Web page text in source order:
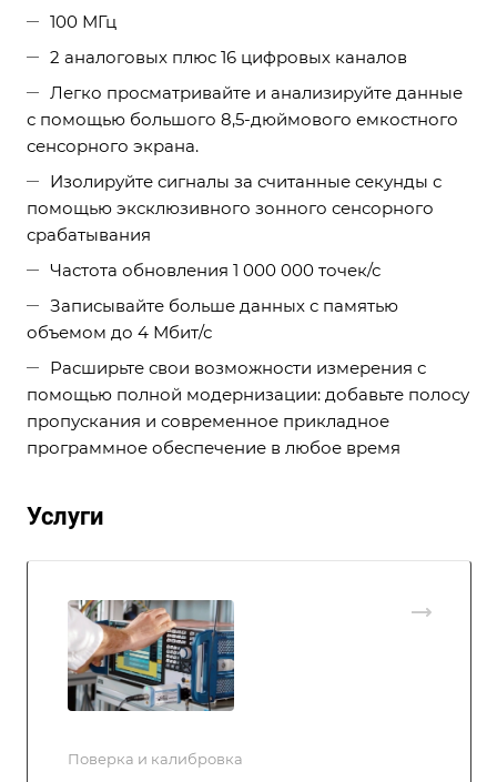
100 МГц
2 аналоговых плюс 16 цифровых каналов
Легко просматривайте и анализируйте данные
с помощью большого 8,5-дюймового емкостного
сенсорного экрана.
Изолируйте сигналы за считанные секунды с
помощью эксклюзивного зонного сенсорного
срабатывания
Частота обновления 1 000 000 точек/с
Записывайте больше данных с памятью
объемом до 4 Мбит/с
Расширьте свои возможности измерения с
помощью полной модернизации: добавьте полосу
пропускания и современное прикладное
программное обеспечение в любое время
Услуги
Поверка и калибровка